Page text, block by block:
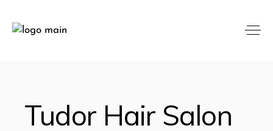
Tudor Hair Salon